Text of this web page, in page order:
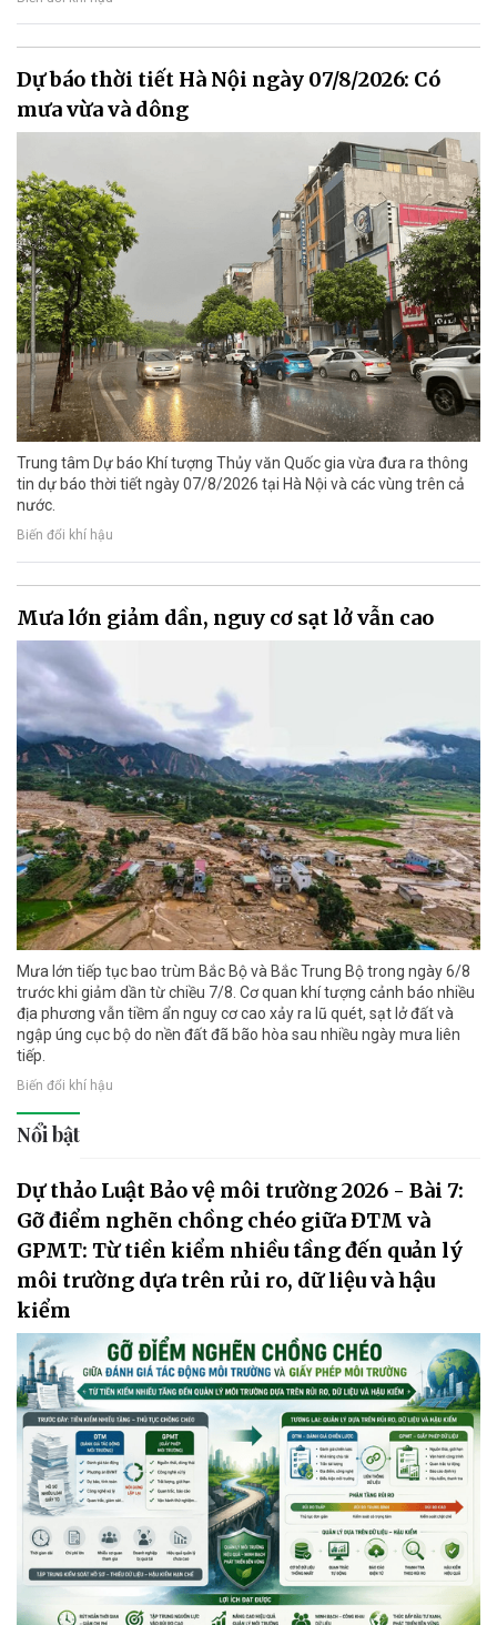
Dự báo thời tiết Hà Nội ngày 07/8/2026: Có
mưa vừa và dông
Trung tâm Dự báo Khí tượng Thủy văn Quốc gia vừa đưa ra thông
tin dự báo thời tiết ngày 07/8/2026 tại Hà Nội và các vùng trên cả
nước.
Biến đổi khí hậu
Mưa lớn giảm dần, nguy cơ sạt lở vẫn cao
Mưa lớn tiếp tục bao trùm Bắc Bộ và Bắc Trung Bộ trong ngày 6/8
trước khi giảm dần từ chiều 7/8. Cơ quan khí tượng cảnh báo nhiều
địa phương vẫn tiềm ẩn nguy cơ cao xảy ra lũ quét, sạt lở đất và
ngập úng cục bộ do nền đất đã bão hòa sau nhiều ngày mưa liên
tiếp.
Biến đổi khí hậu
Nổi bật
Dự thảo Luật Bảo vệ môi trường 2026 - Bài 7:
Gỡ điểm nghẽn chồng chéo giữa ĐTM và
GPMT: Từ tiền kiểm nhiều tầng đến quản lý
môi trường dựa trên rủi ro, dữ liệu và hậu
kiểm